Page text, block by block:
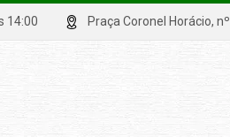
às 14:00 Praça Coronel Horácio,